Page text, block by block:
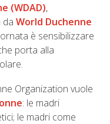
(WDAD),
da World Duchenne
è sensibilizzare
porta alla
Organization vuole
: le madri
le madri come